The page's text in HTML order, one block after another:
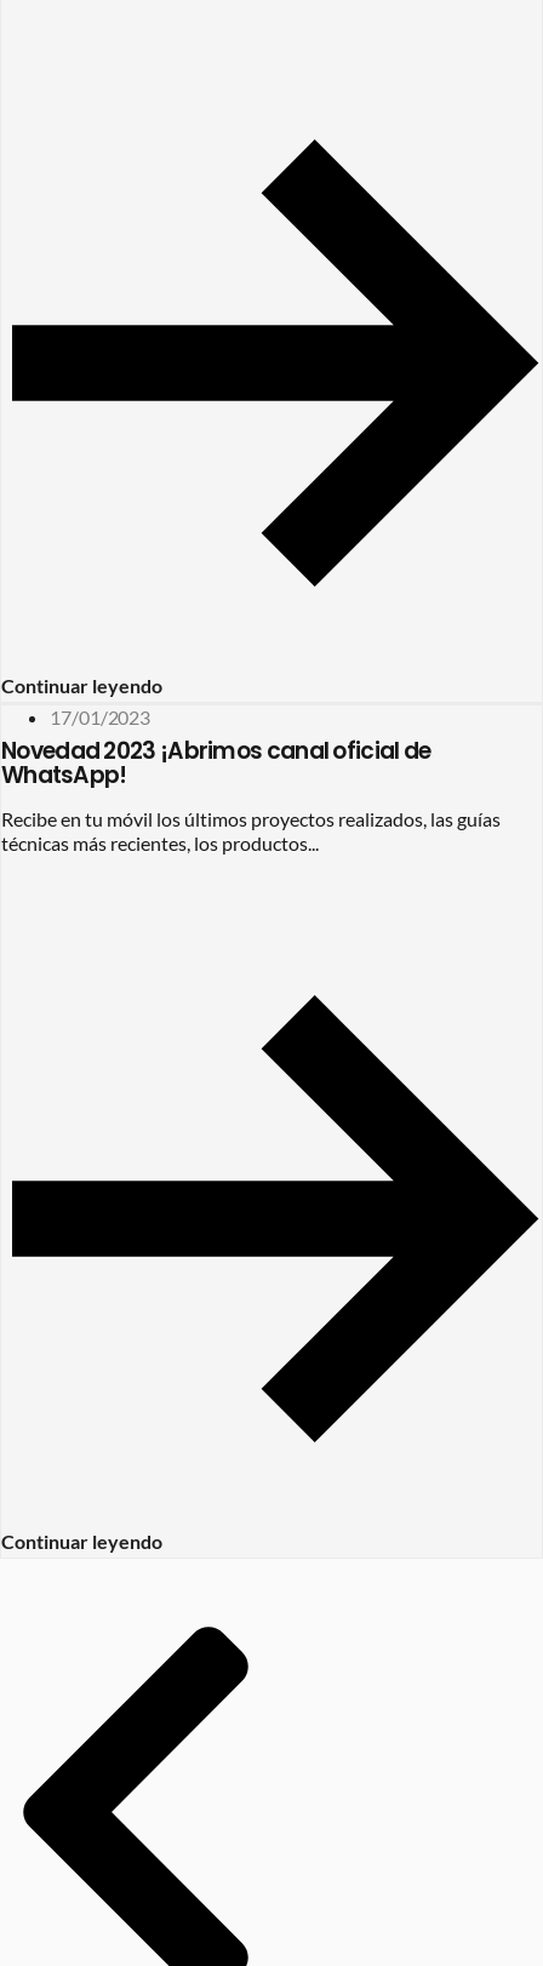
Continuar leyendo
17/01/2023
Novedad 2023 ¡Abrimos canal oficial de
WhatsApp!
Recibe en tu móvil los últimos proyectos realizados, las guías
técnicas más recientes, los productos...
Continuar leyendo